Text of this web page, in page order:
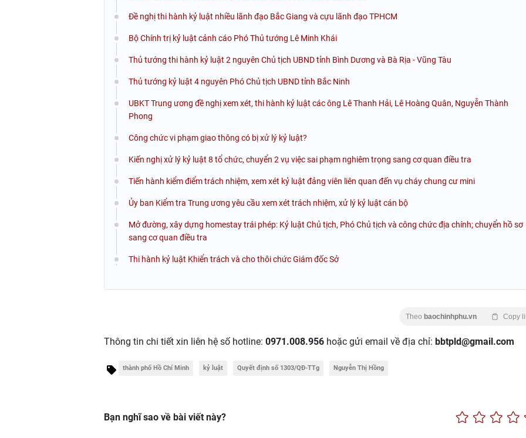
Đề nghị thi hành kỷ luật nhiều lãnh đạo Bắc Giang và cựu lãnh đạo TPHCM
Bộ Chính trị kỷ luật cảnh cáo Phó Thủ tướng Lê Minh Khái
Thủ tướng thi hành kỷ luật 2 nguyên Chủ tịch UBND tỉnh Bình Dương và Bà Rịa - Vũng Tàu
Thủ tướng kỷ luật 4 nguyên Phó Chủ tịch UBND tỉnh Bắc Ninh
UBKT Trung ương đề nghị xem xét, thi hành kỷ luật các ông Lê Thanh Hải, Lê Hoàng Quân, Nguyễn Thành
Phong
Công chức vi phạm giao thông có bị xử lý kỷ luật?
Kiến nghị xử lý kỷ luật 8 tổ chức, chuyển 2 vụ việc sai phạm nghiêm trọng sang cơ quan điều tra
Tiến hành kiểm điểm trách nhiệm, xem xét kỷ luật đảng viên liên quan đến vụ cháy chung cư mini
Ủy ban Kiểm tra Trung ương yêu cầu xem xét trách nhiệm, xử lý kỷ luật cán bộ
Mở đường, xây dựng homestay trái phép: Kỷ luật Chủ tịch, Phó Chủ tịch và công chức địa chính; chuyển hồ sơ
sang cơ quan điều tra
Thi hành kỷ luật Khiển trách và cho thôi chức Giám đốc Sở
Theo baochinhphu.vn Copy
Thông tin chi tiết xin liên hệ số hotline: 0971.008.956 hoặc gửi email về địa chỉ: bbtpld@gmail.com
thành phố Hồ Chí Minh kỷ luật Quyết định số 1303/QĐ-TTg Nguyễn Thị Hồng
Bạn nghĩ sao về bài viết này?